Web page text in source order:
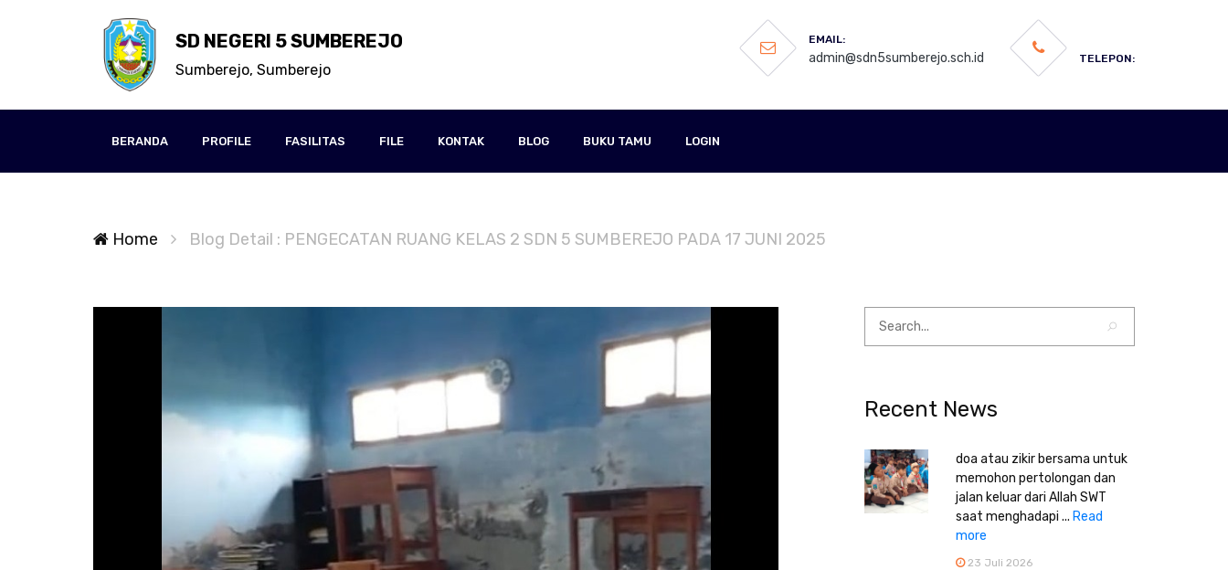
SD NEGERI 5 SUMBEREJO
Sumberejo, Sumberejo
EMAIL:
admin@sdn5sumberejo.sch.id TELEPON:
BERANDA PROFILE FASILITAS FILE KONTAK BLOG BUKU TAMU LOGIN
Home Blog Detail : PENGECATAN RUANG KELAS 2 SDN 5 SUMBEREJO PADA 17 JUNI 2025
Recent News
doa atau zikir bersama untuk
memohon pertolongan dan
jalan keluar dari Allah SWT
saat menghadapi ... Read
more
23 Juli 2026